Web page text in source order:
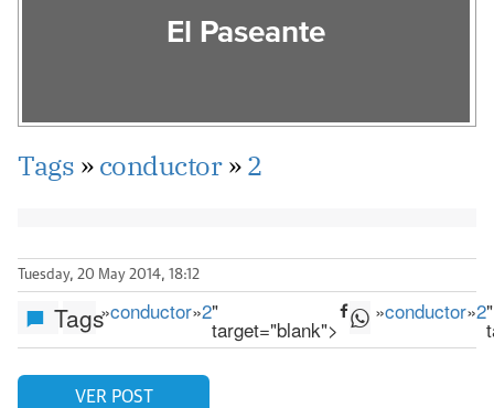
El Paseante
Tags »conductor»2
Tuesday, 20 May 2014, 18:12
Tags»conductor»2"
target="blank">
»conductor»2"
VER POST